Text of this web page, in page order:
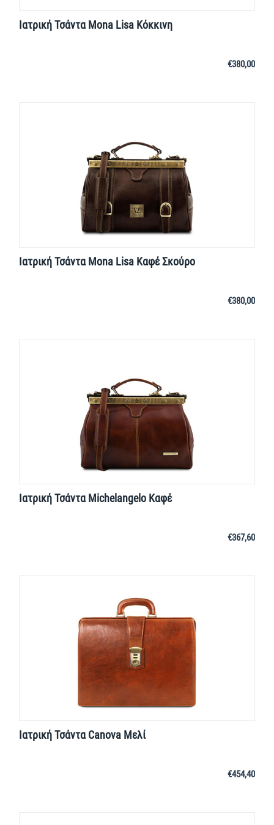
Ιατρική Τσάντα Mona Lisa Κόκκινη
€380,00
Ιατρική Τσάντα Mona Lisa Καφέ Σκούρο
€380,00
Ιατρική Τσάντα Michelangelo Καφέ
€367,60
Ιατρική Τσάντα Canova Μελί
€454,40